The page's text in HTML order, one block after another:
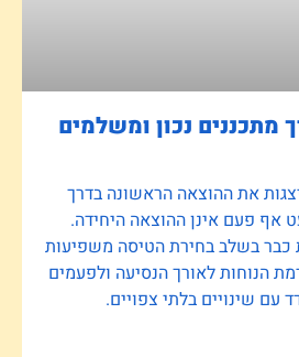
מתכננים נכון ומשלמים
את ההוצאה הראשונה בדרך
אף פעם אינן ההוצאה היחידה.
בשלב בחירת הטיסה משפיעות
הנוחות לאורך הנסיעה ולפעמים
עם שינויים בלתי צפויים.